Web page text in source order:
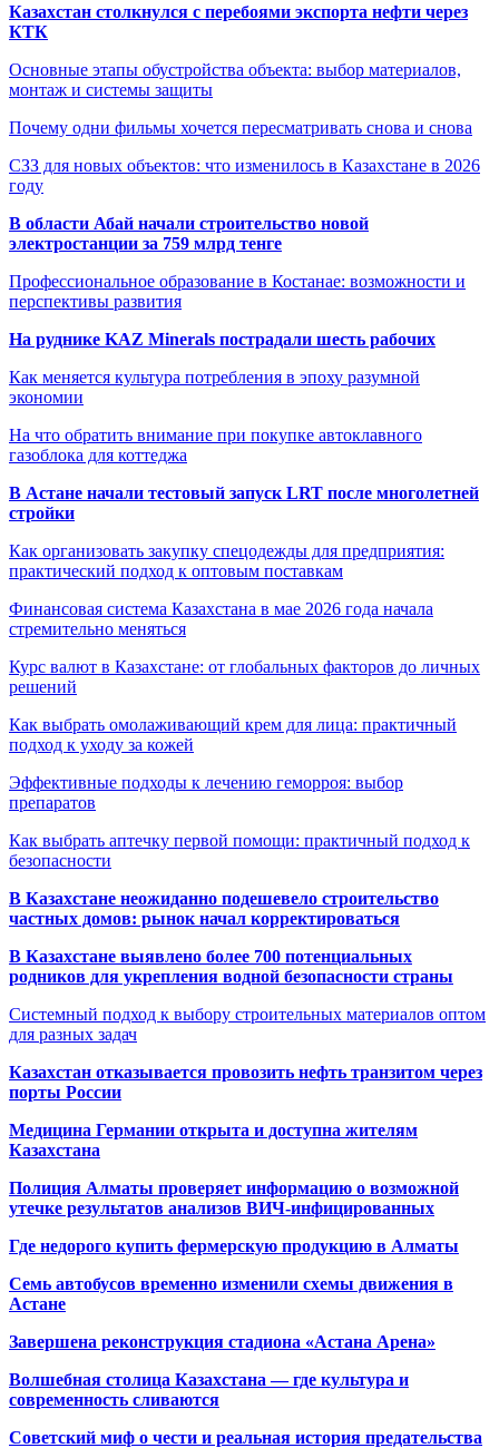
Казахстан столкнулся с перебоями экспорта нефти через
КТК
Основные этапы обустройства объекта: выбор материалов,
монтаж и системы защиты
Почему одни фильмы хочется пересматривать снова и снова
СЗЗ для новых объектов: что изменилось в Казахстане в 2026
году
В области Абай начали строительство новой
электростанции за 759 млрд тенге
Профессиональное образование в Костанае: возможности и
перспективы развития
На руднике KAZ Minerals пострадали шесть рабочих
Как меняется культура потребления в эпоху разумной
экономии
На что обратить внимание при покупке автоклавного
газоблока для коттеджа
В Астане начали тестовый запуск LRT после многолетней
стройки
Как организовать закупку спецодежды для предприятия:
практический подход к оптовым поставкам
Финансовая система Казахстана в мае 2026 года начала
стремительно меняться
Курс валют в Казахстане: от глобальных факторов до личных
решений
Как выбрать омолаживающий крем для лица: практичный
подход к уходу за кожей
Эффективные подходы к лечению геморроя: выбор
препаратов
Как выбрать аптечку первой помощи: практичный подход к
безопасности
В Казахстане неожиданно подешевело строительство
частных домов: рынок начал корректироваться
В Казахстане выявлено более 700 потенциальных
родников для укрепления водной безопасности страны
Системный подход к выбору строительных материалов оптом
для разных задач
Казахстан отказывается провозить нефть транзитом через
порты России
Медицина Германии открыта и доступна жителям
Казахстана
Полиция Алматы проверяет информацию о возможной
утечке результатов анализов ВИЧ-инфицированных
Где недорого купить фермерскую продукцию в Алматы
Семь автобусов временно изменили схемы движения в
Астане
Завершена реконструкция стадиона «Астана Арена»
Волшебная столица Казахстана — где культура и
современность сливаются
Советский миф о чести и реальная история предательства